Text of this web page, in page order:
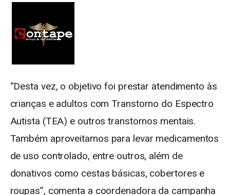
“Desta vez, o objetivo foi prestar atendimento às
crianças e adultos com Transtorno do Espectro
Autista (TEA) e outros transtornos mentais.
Também aproveitamos para levar medicamentos
de uso controlado, entre outros, além de
donativos como cestas básicas, cobertores e
roupas”, comenta a coordenadora da campanha